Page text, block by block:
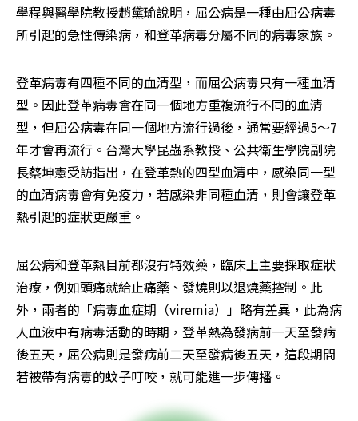
學程與醫學院教授趙黛瑜說明，屈公病是一種由屈公病毒
所引起的急性傳染病，和登革病毒分屬不同的病毒家族。
登革病毒有四種不同的血清型，而屈公病毒只有一種血清
型。因此登革病毒會在同一個地方重複流行不同的血清
型，但屈公病毒在同一個地方流行過後，通常要經過5～7
年才會再流行。台灣大學昆蟲系教授、公共衛生學院副院
長蔡坤憲受訪指出，在登革熱的四型血清中，感染同一型
的血清病毒會有免疫力，若感染非同種血清，則會讓登革
熱引起的症狀更嚴重。
屈公病和登革熱目前都沒有特效藥，臨床上主要採取症狀
治療，例如頭痛就給止痛藥、發燒則以退燒藥控制。此
外，兩者的「病毒血症期（viremia）」略有差異，此為病
人血液中有病毒活動的時期，登革熱為發病前一天至發病
後五天，屈公病則是發病前二天至發病後五天，這段期間
若被帶有病毒的蚊子叮咬，就可能進一步傳播。